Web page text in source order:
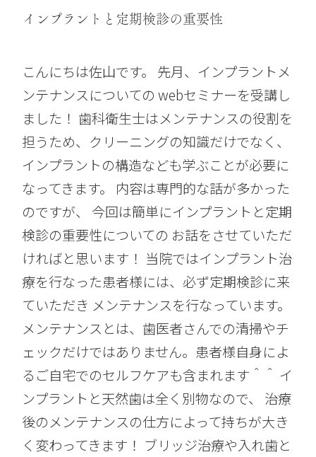
インプラントと定期検診の重要性
こんにちは佐山です。 先月、インプラントメ
ンテナンスについての webセミナーを受講し
ました！ 歯科衛生士はメンテナンスの役割を
担うため、クリーニングの知識だけでなく、
インプラントの構造なども学ぶことが必要に
なってきます。 内容は専門的な話が多かった
のですが、 今回は簡単にインプラントと定期
検診の重要性についての お話をさせていただ
ければと思います！ 当院ではインプラント治
療を行なった患者様には、必ず定期検診に来
ていただき メンテナンスを行なっています。
メンテナンスとは、歯医者さんでの清掃やチ
ェックだけではありません。患者様自身によ
るご自宅でのセルフケアも含まれます＾＾ イ
ンプラントと天然歯は全く別物なので、 治療
後のメンテナンスの仕方によって持ちが大き
く変わってきます！ ブリッジ治療や入れ歯と